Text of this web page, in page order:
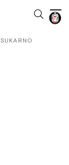
SUKARNO